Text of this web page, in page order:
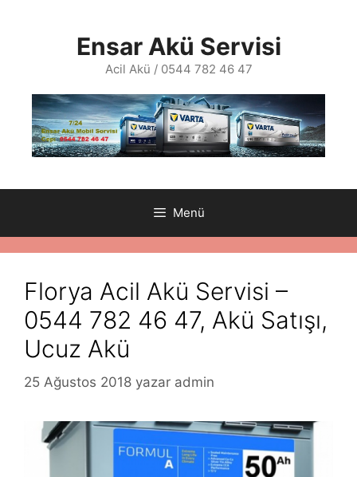
Ensar Akü Servisi
Acil Akü / 0544 782 46 47
Menü
Florya Acil Akü Servisi –
0544 782 46 47, Akü Satışı,
Ucuz Akü
25 Ağustos 2018 yazar admin